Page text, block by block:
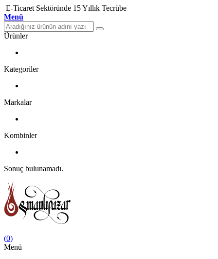
E-Ticaret Sektöründe 15 Yıllık Tecrübe
Menü
Ürünler
Kategoriler
Markalar
Kombinler
Sonuç bulunamadı.
(0)
Menü